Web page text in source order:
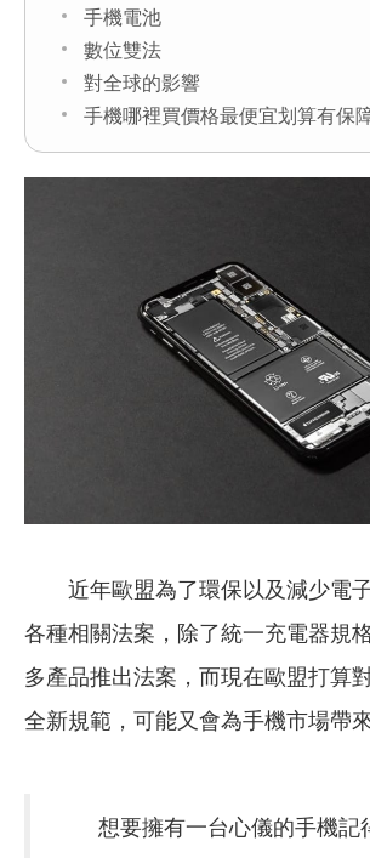
手機電池
數位雙法
對全球的影響
手機哪裡買價格最便宜划算有保
近年歐盟為了環保以及減少電
各種相關法案，除了統一充電器規
多產品推出法案，而現在歐盟打算
全新規範，可能又會為手機市場帶
想要擁有一台心儀的手機記